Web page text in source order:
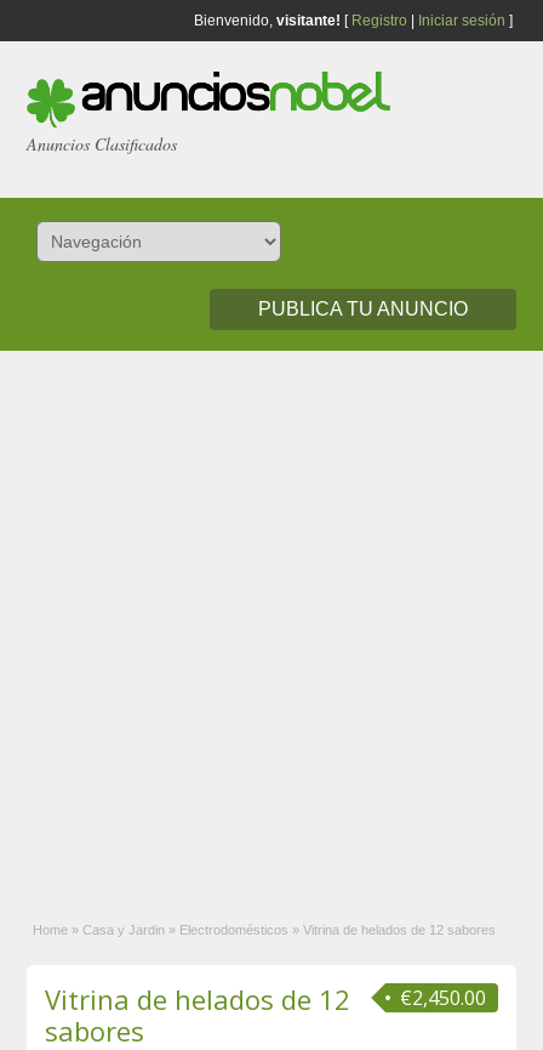
Bienvenido, visitante! [ Registro Iniciar sesión ]
Anuncios Clasificados
PUBLICA TU ANUNCIO
Home » Casa y Jardin » Electrodomésticos » Vitrina de helados de 12 sabores
€2,450.00
Vitrina de helados de 12
sabores